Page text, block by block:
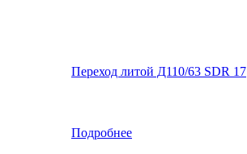
Переход литой Д110/63 SDR 17
Подробнее